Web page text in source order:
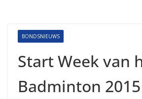
BONDSNIEUWS
Start Week van
Badminton 2015